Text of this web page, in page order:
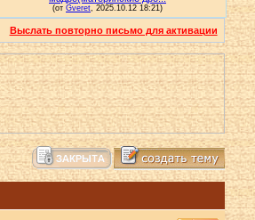
Выслать повторно письмо для активации